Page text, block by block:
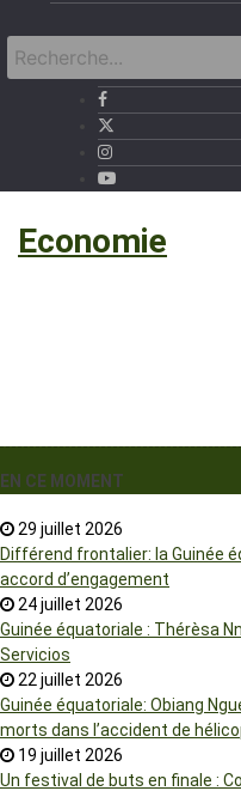
Economie
EN CE MOMENT
29 juillet 2026
Différend frontalier: la Guinée
accord d’engagement
24 juillet 2026
Guinée équatoriale : Thérèsa
Servicios
22 juillet 2026
Guinée équatoriale: Obiang
morts dans l’accident de
19 juillet 2026
Un festival de buts en finale :